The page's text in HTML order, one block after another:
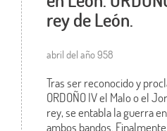
rey de León.
abril del año 958
Tras ser reconocido y
ORDOÑO IV el Malo o el
rey, se entabla la guerra
ambos bandos.